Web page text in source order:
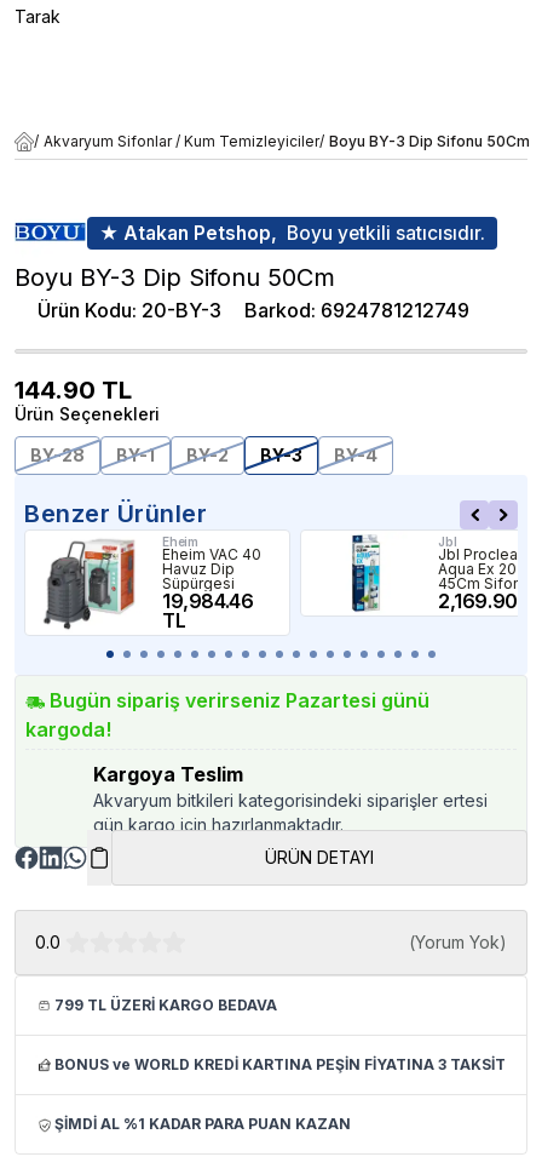
Tarak
/ Akvaryum Sifonlar / Kum Temizleyiciler/ Boyu BY-3 Dip Sifonu 50Cm
★ Atakan Petshop, Boyu yetkili satıcısıdır.
Boyu BY-3 Dip Sifonu 50Cm
Ürün Kodu: 20-BY-3 Barkod: 6924781212749
144.90 TL
Ürün Seçenekleri
BY-28
BY-1 BY-2 BY-3 BY-4
Benzer Ürünler
Eheim
Eheim VAC 40
Havuz Dip
Süpürgesi
19,984.46
TL
Jbl
Jbl Proclean
Aqua Ex 20-
45Cm Sifon
2,169.90
Bugün sipariş verirseniz Pazartesi günü
kargoda!
Kargoya Teslim
Akvaryum bitkileri kategorisindeki siparişler ertesi
gün kargo için hazırlanmaktadır.
ÜRÜN DETAYI
0.0 (Yorum Yok)
799 TL ÜZERİ KARGO BEDAVA
BONUS ve WORLD KREDİ KARTINA PEŞİN FİYATINA 3 TAKSİT
ŞİMDİ AL %1 KADAR PARA PUAN KAZAN